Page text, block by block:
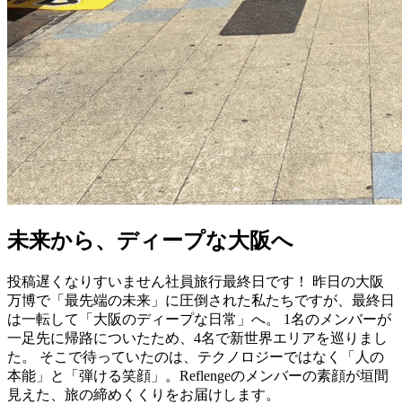
未来から、ディープな大阪へ
投稿遅くなりすいません社員旅行最終日です！ 昨日の大阪
万博で「最先端の未来」に圧倒された私たちですが、最終日
は一転して「大阪のディープな日常」へ。 1名のメンバーが
一足先に帰路についたため、4名で新世界エリアを巡りまし
た。 そこで待っていたのは、テクノロジーではなく「人の
本能」と「弾ける笑顔」。Reflengeのメンバーの素顔が垣間
見えた、旅の締めくくりをお届けします。